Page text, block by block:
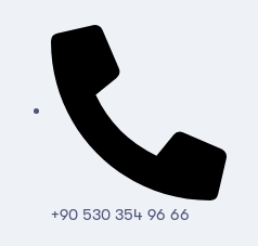
+90 530 354 96 66